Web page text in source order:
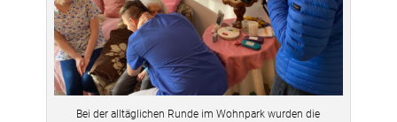
Bei der alltäglichen Runde im Wohnpark wurden die